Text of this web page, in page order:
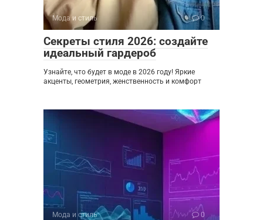
Мода и стиль 0
Секреты стиля 2026: создайте
идеальный гардероб
Узнайте, что будет в моде в 2026 году! Яркие
акценты, геометрия, женственность и комфорт
Мода и стиль 0